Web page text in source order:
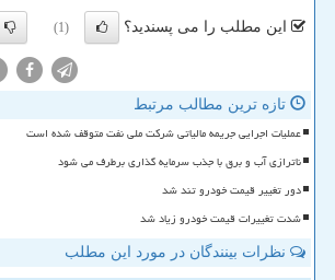
این مطلب را می پسندید؟ (1)
تازه ترین مطالب مرتبط
عملیات اجرایی جریمه مالیاتی شرکت ملی نفت متوقف شده است
ناترازی آب و برق با جذب سرمایه گذاری برطرف می شود
دور تغییر قیمت خودرو تند شد
شدت تغییرات قیمت خودرو زیاد شد
نظرات بینندگان در مورد این مطلب